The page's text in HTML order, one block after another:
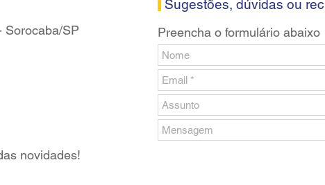
Sorocaba/SP
novidades!
Sugestões, dúvidas ou
Preencha o formulário abaixo